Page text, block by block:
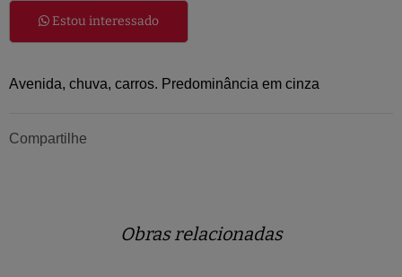
Estou interessado
Avenida, chuva, carros. Predominância em cinza
Compartilhe
Obras relacionadas